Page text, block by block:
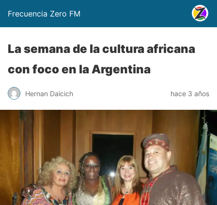
Frecuencia Zero FM
La semana de la cultura africana
con foco en la Argentina
Hernan Daicich hace 3 años